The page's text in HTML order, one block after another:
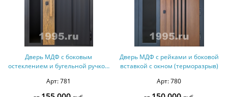
Дверь МДФ с боковым
остеклением и бугельной ручкой
Арт: 781
Дверь МДФ с рейками и боковой
вставкой с окном (терморазрыв)
Арт: 780